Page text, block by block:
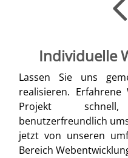
Individuelle
Lassen Sie uns
realisieren.
Projekt
benutzerfreundlich
jetzt von unseren
Bereich